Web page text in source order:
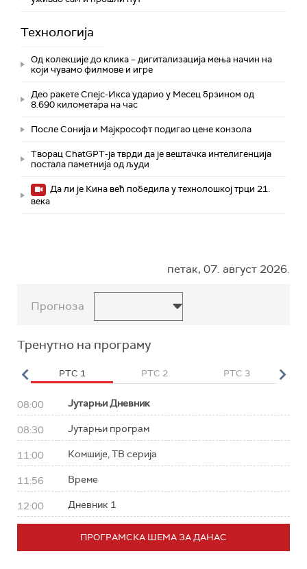
Технологијa
Од колекције до клика – дигитализација мења начин на
који чувамо филмове и игре
Део ракете Спејс-Икса ударио у Месец брзином од
8.690 километара на час
После Сонија и Мајкрософт подигао цене конзола
Творац ChatGPT-ја тврди да је вештачка интелигенција
постала паметнија од људи
Да ли је Кина већ победила у технолошкој трци 21.
века
петак, 07. август 2026.
Прогноза
Тренутно на програму
РТС 1 РТС 2 РТС 3
08:00 Јутарњи Дневник
08:30 Јутарњи програм
11:00 Комшије, ТВ серија
11:56 Време
12:00 Дневник 1
ПРОГРАМСКА ШЕМА ЗА ДАНАС